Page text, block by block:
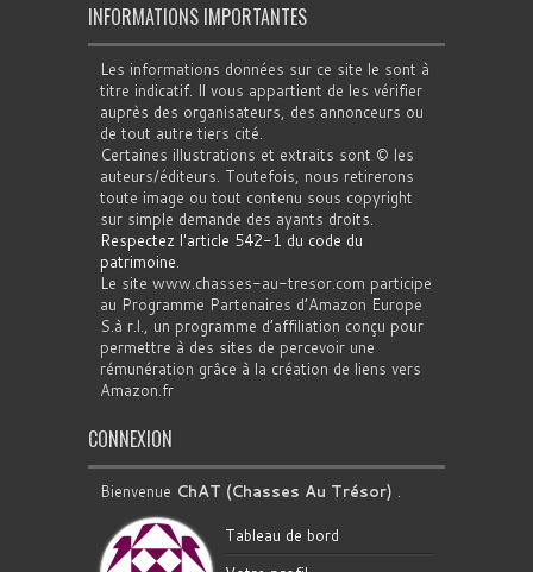
INFORMATIONS IMPORTANTES
Les informations données sur ce site le sont à
titre indicatif. Il vous appartient de les vérifier
auprès des organisateurs, des annonceurs ou
de tout autre tiers cité.
Certaines illustrations et extraits sont © les
auteurs/éditeurs. Toutefois, nous retirerons
toute image ou tout contenu sous copyright
sur simple demande des ayants droits.
Respectez l'article 542-1 du code du
patrimoine.
Le site www.chasses-au-tresor.com participe
au Programme Partenaires d’Amazon Europe
S.à r.l., un programme d’affiliation conçu pour
permettre à des sites de percevoir une
rémunération grâce à la création de liens vers
Amazon.fr
CONNEXION
Bienvenue ChAT (Chasses Au Trésor) .
Tableau de bord